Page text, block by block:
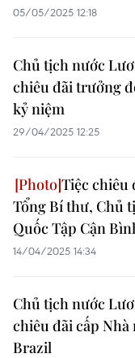
05/05/2025 12:18
Chủ tịch nước
chiêu đãi trưởng
kỷ niệm
29/04/2025 12:25
Tiệc chiêu
Tổng Bí thư, Chủ
Quốc Tập Cận
14/04/2025 14:34
Chủ tịch nước
chiêu đãi cấp
Brazil